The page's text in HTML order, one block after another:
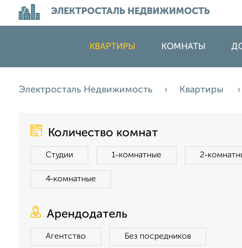
ЭЛЕКТРОСТАЛЬ НЕДВИЖИМОСТЬ
КВАРТИРЫ КОМНАТЫ
Электросталь Недвижимость Квартиры
Количество комнат
Студии 1‑комнатные
4‑комнатные
Арендодатель
Агентство Без посредников